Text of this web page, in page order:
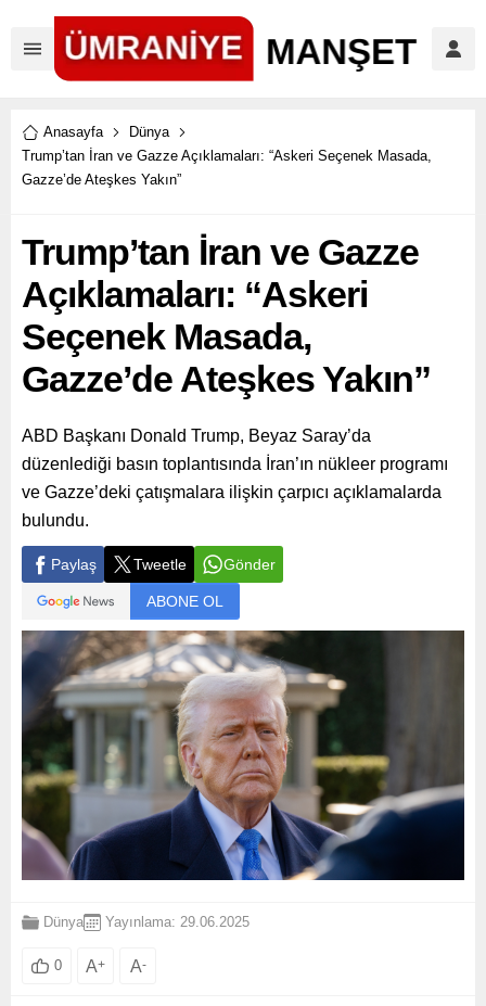
Anasayfa
Dünya
Trump’tan İran ve Gazze Açıklamaları: “Askeri Seçenek Masada,
Gazze’de Ateşkes Yakın”
Trump’tan İran ve Gazze
Açıklamaları: “Askeri
Seçenek Masada,
Gazze’de Ateşkes Yakın”
ABD Başkanı Donald Trump, Beyaz Saray’da
düzenlediği basın toplantısında İran’ın nükleer programı
ve Gazze’deki çatışmalara ilişkin çarpıcı açıklamalarda
bulundu.
Paylaş Tweetle Gönder
ABONE OL
Dünya Yayınlama: 29.06.2025
0 A+ A-